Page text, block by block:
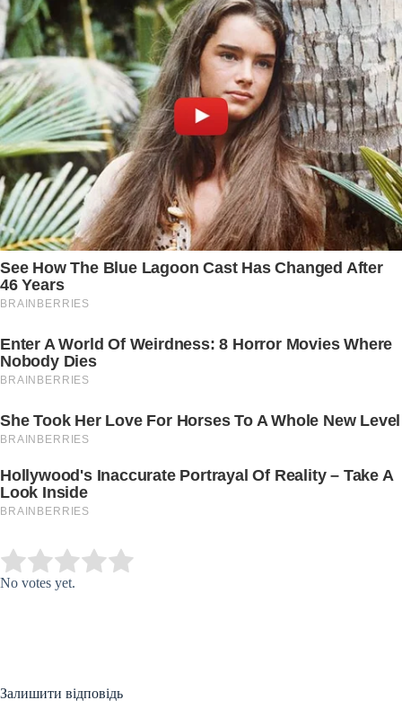
Rate this item:
No votes yet.
Залишити відповідь